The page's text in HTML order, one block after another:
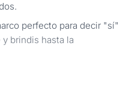
perfecto para decir "sí"
brindis hasta la